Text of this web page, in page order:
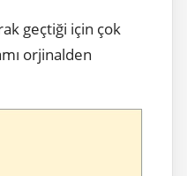
geçtiği için çok
orjinalden